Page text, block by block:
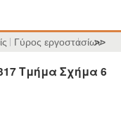
Γύρος εργοστασίων
>>
Τμήμα Σχήμα 6